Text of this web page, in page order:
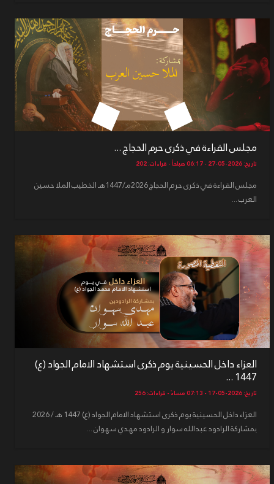
مجلس القراءة في ذكرى حرم الحجاج ...
تاريخ: 2026-05-27 - 06:17 صباحاً - قراءات: 202
مجلس القراءة في ذكرى حرم الحجاج 2026مـ/1447هـ الخطيب الملا حسين
العرب ...
العزاء داخل الحسينية يوم ذكرى استشهاد الامام الجواد (ع)
1447 ...
تاريخ: 2026-05-17 - 07:13 مساءً - قراءات: 256
العزاء داخل الحسينية يوم ذكرى استشهاد الامام الجواد (ع) 1447 هـ / 2026
بمشاركة الرادود عبدالله سوار و الرادود مهدي سهوان ...